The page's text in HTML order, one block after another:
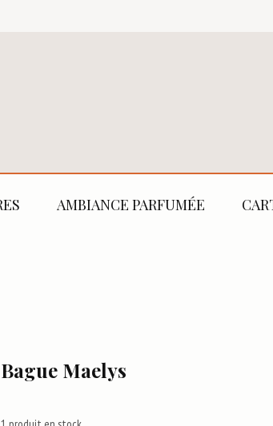
AMBIANCE PARFUMÉE
Bague Maelys